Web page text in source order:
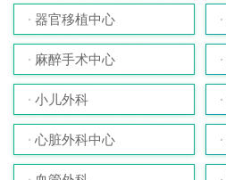
器官移植中心
麻醉手术中心
小儿外科
心脏外科中心